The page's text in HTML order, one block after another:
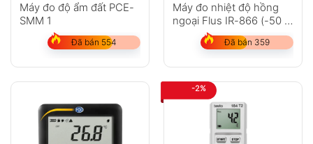
Máy đo độ ẩm đất PCE-
SMM 1
Đã bán 554
Máy đo nhiệt độ hồng
ngoại Flus IR-866 (-50 ~
2250?C)
Đã bán 359
-2%